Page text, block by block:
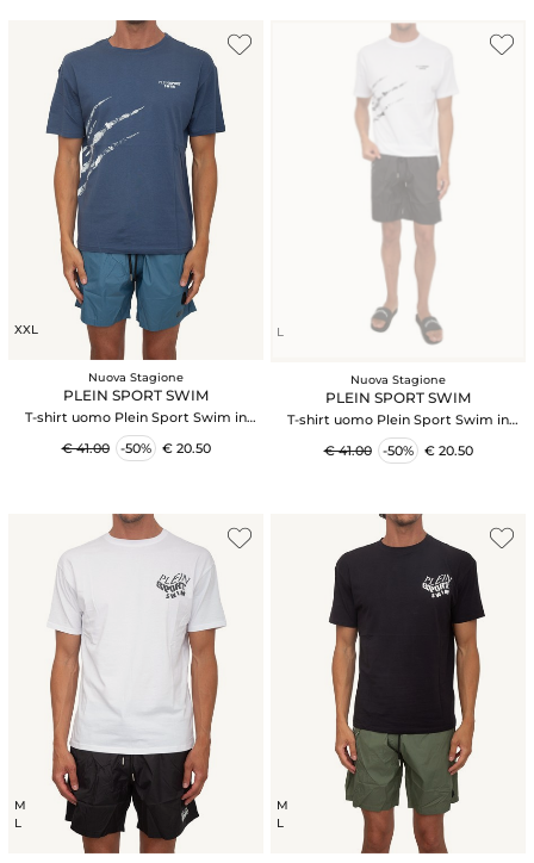
XXL
Nuova Stagione
PLEIN SPORT SWIM
T-shirt uomo Plein Sport Swim in
cotone blu con stampe
€ 41.00
-50% € 20.50
L
Nuova Stagione
PLEIN SPORT SWIM
T-shirt uomo Plein Sport Swim in
cotone bianco con stampe
€ 41.00
-50% € 20.50
M
L
M
L